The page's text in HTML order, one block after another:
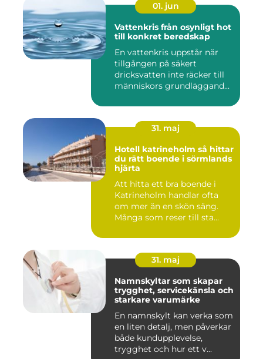
01. jun
Vattenkris från osynligt hot
till konkret beredskap
En vattenkris uppstår när
tillgången på säkert
dricksvatten inte räcker till
människors grundläggand...
31. maj
Hotell katrineholm så hittar
du rätt boende i sörmlands
hjärta
Att hitta ett bra boende i
Katrineholm handlar ofta
om mer än en skön säng.
Många som reser till sta...
31. maj
Namnskyltar som skapar
trygghet, servicekänsla och
starkare varumärke
En namnskylt kan verka som
en liten detalj, men påverkar
både kundupplevelse,
trygghet och hur ett v...